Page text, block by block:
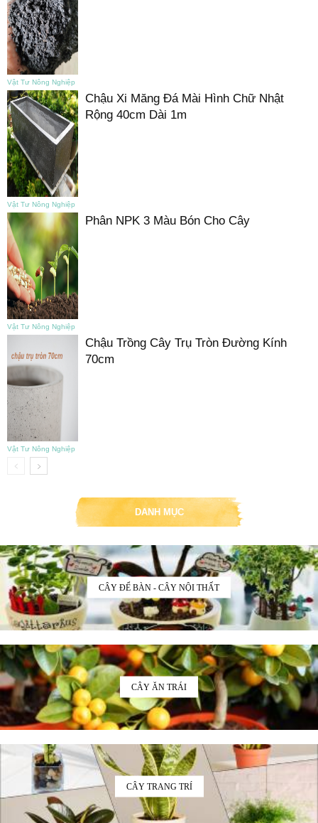
Vật Tư Nông Nghiệp
Vật Tư Nông Nghiệp
Chậu Xi Măng Đá Mài Hình Chữ Nhật
Rộng 40cm Dài 1m
Vật Tư Nông Nghiệp
Phân NPK 3 Màu Bón Cho Cây
Vật Tư Nông Nghiệp
Chậu Trồng Cây Trụ Tròn Đường Kính
70cm
DANH MỤC
CÂY ĐỂ BÀN - CÂY NỘI THẤT
CÂY ĂN TRÁI
CÂY TRANG TRÍ